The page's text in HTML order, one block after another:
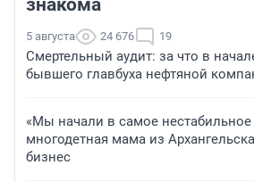
знакома
5 августа 24 676 19
Смертельный аудит: за что в
бывшего главбуха нефтяной
«Мы начали в самое нестабильное
многодетная мама из
бизнес